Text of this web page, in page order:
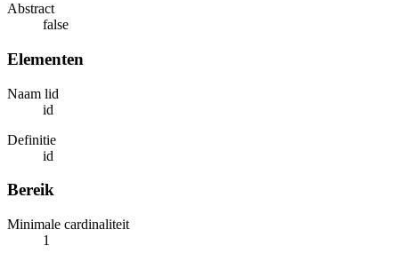
Abstract
false
Elementen
Naam lid
id
Definitie
id
Bereik
Minimale cardinaliteit
1